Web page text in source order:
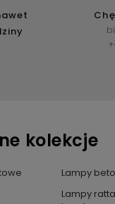
kolekcje
Lampy
Lampy